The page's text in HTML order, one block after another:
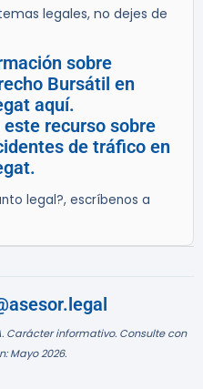
legales, no dejes de
sobre
Bursátil en
aquí.
recurso sobre
de tráfico en
legal?, escríbenos a
Carácter informativo. Consulte con
Mayo 2026.